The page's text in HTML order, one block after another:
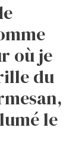
où je
du
le